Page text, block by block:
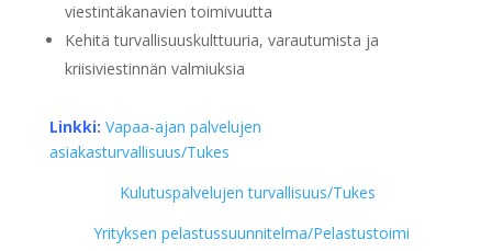
viestintäkanavien toimivuutta
Kehitä turvallisuuskulttuuria, varautumista ja
kriisiviestinnän valmiuksia
Linkki: Vapaa-ajan palvelujen
asiakasturvallisuus/Tukes
Kulutuspalvelujen turvallisuus/Tukes
Yrityksen pelastussuunnitelma/Pelastustoimi